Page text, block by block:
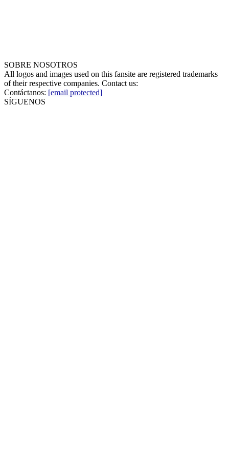
SOBRE NOSOTROS
All logos and images used on this fansite are registered trademarks
of their respective companies. Contact us:
Contáctanos: [email protected]
SÍGUENOS